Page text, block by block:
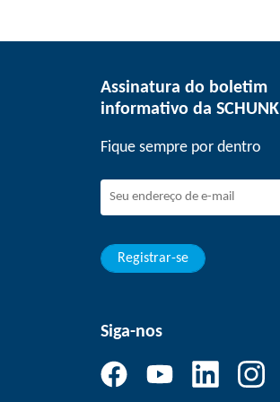
Assinatura do boletim
informativo da SCHUNK
Fique sempre por dentro
Registrar-se
Siga-nos